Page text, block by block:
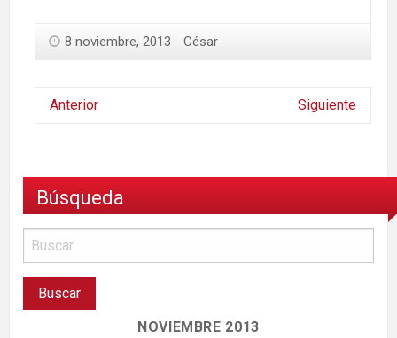
8 noviembre, 2013 César
Anterior Siguiente
Búsqueda
NOVIEMBRE 2013